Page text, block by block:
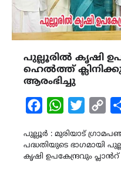
പുല്ലൂരിൽ കൃഷി
ഹെൽത്ത്
ആരംഭിച്ചു
FacebookWhatsAppTwitter
പുല്ലൂർ : മുരിയാട്
പദ്ധതിയുടെ ഭാഗമായി
കൃഷി ഉപകേന്ദ്രവും